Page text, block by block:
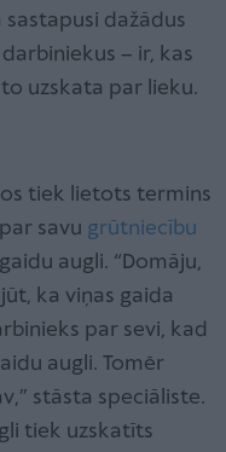
sastapusi dažādus
– ir, kas
uzskata par lieku.
tiek lietots termins
savu grūtniecību
augli. “Domāju,
ka viņas gaida
par sevi, kad
augli. Tomēr
stāsta speciāliste.
tiek uzskatīts